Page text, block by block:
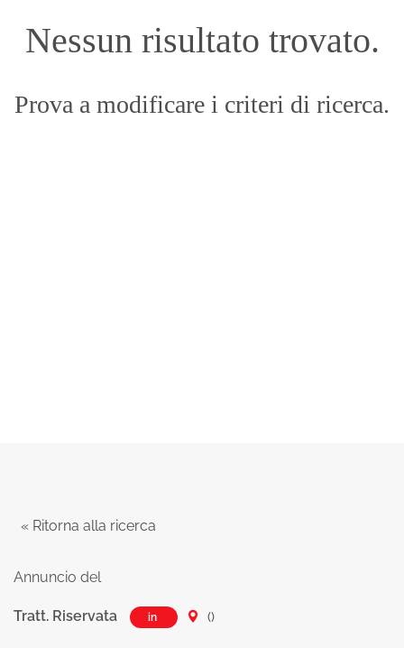
Nessun risultato trovato.
Prova a modificare i criteri di ricerca.
« Ritorna alla ricerca
Annuncio del
Tratt. Riservata in ()